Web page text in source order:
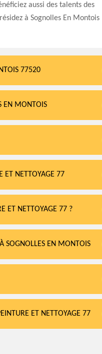
aussi des talents des
à Sognolles En Montois
77520
EN MONTOIS
ET NETTOYAGE 77
ET NETTOYAGE 77 ?
SOGNOLLES EN MONTOIS
ET NETTOYAGE 77